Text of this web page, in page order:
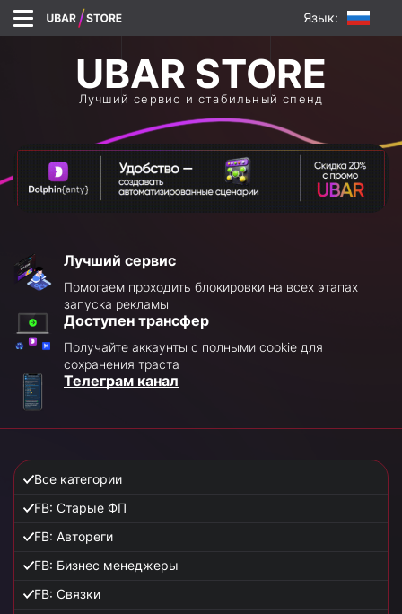
Язык:
Лучший сервис и стабильный спенд
Лучший сервис
Помогаем проходить блокировки на всех этапах
запуска рекламы
Доступен трансфер
Получайте аккаунты с полными cookie для
сохранения траста
Телеграм канал
Все категории
FB: Старые ФП
FB: Автореги
FB: Бизнес менеджеры
FB: Связки